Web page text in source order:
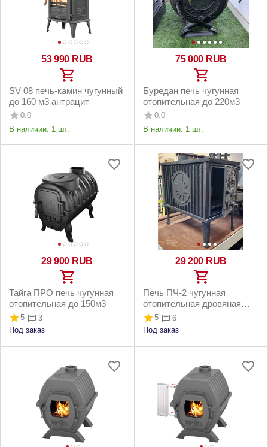
53 990 RUB
SV 08 печь-камин чугунный
до 160 м3 антрацит
0.0
В наличии: 1 шт.
75 000 RUB
Буредан печь чугунная
отопительная до 220м3
0.0
В наличии: 1 шт.
29 900 RUB
Тайга ПРО печь чугунная
отопительная до 150м3
5
3
Под заказ
29 200 RUB
Печь ПЧ-2 чугунная
отопительная дровяная
варочная для дома и дачи
5
6
Под заказ